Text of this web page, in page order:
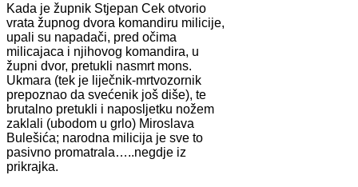
Kada je župnik Stjepan Cek otvorio
vrata župnog dvora komandiru milicije,
upali su napadači, pred očima
milicajaca i njihovog komandira, u
župni dvor, pretukli nasmrt mons.
Ukmara (tek je liječnik-mrtvozornik
prepoznao da svećenik još diše), te
brutalno pretukli i naposljetku nožem
zaklali (ubodom u grlo) Miroslava
Bulešića; narodna milicija je sve to
pasivno promatrala…..negdje iz
prikrajka.